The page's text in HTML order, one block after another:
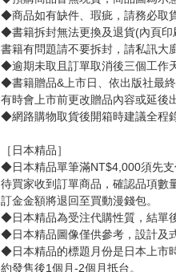
賣場規則
【下標前，請詳閱以下事項，完全
［一般商品］
◆有任何問題請聯繫客服。
用評價溝通者，日後將不再提供購
◆不同月份商品可一起結帳，等訂
◆預購商品皆無現貨，商品圖為示
◆商品如有缺件、瑕疵，請務必取
◆書籍拆封無法更換及退貨(內頁印
書籍有問題請不要拆封，請私訊大
◆逾期未取且訂單取消後三個工作
◆書籍贈品&上市日、依出版社最
有時會上市前更改贈品內容或延後